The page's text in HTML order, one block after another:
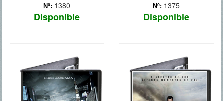
Nº: 1380
Disponible
Nº: 1375
Disponible
LOBEZNO
INMORTAL
STAR TREK: EN
LA OSCURIDAD